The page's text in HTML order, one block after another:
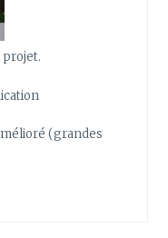
projet.
(grandes